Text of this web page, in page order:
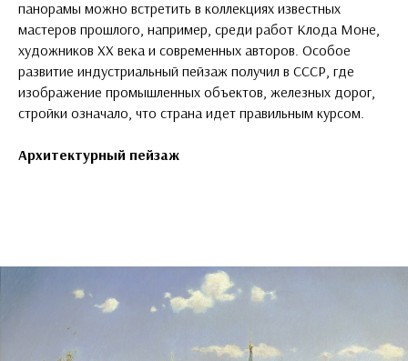
панорамы можно встретить в коллекциях известных
мастеров прошлого, например, среди работ Клода Моне,
художников XX века и современных авторов. Особое
развитие индустриальный пейзаж получил в СССР, где
изображение промышленных объектов, железных дорог,
стройки означало, что страна идет правильным курсом.
Архитектурный пейзаж